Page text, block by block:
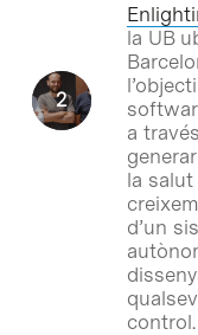
la UB
a
la
d’un
control.